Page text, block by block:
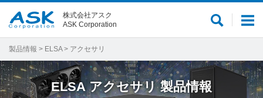
メ
ー
サ
内
索
株式会社アスク
ASK Corporation
製品情報 > ELSA> アクセサリ
ELSA アクセサリ 製品情報